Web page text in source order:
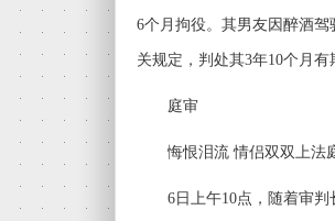
6个月拘役。其男友因醉酒
关规定，判处其3年10个月有
庭审
悔恨泪流 情侣双双上法
6日上午10点，随着审判